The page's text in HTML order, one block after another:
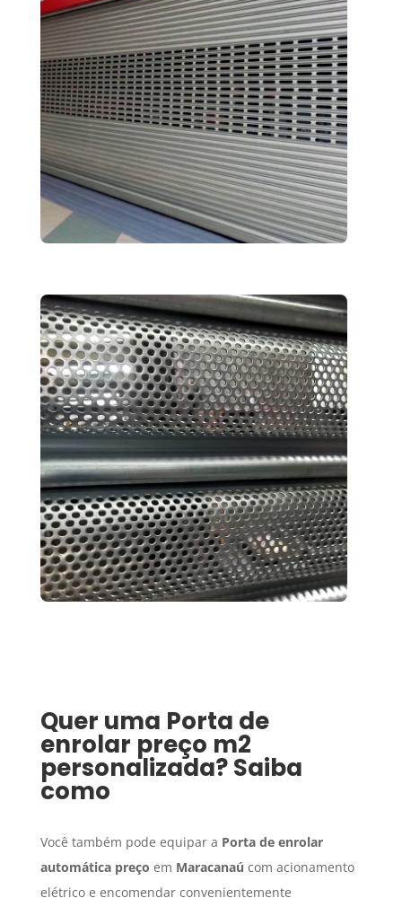
Quer uma Porta de
enrolar preço m2
personalizada? Saiba
como
Você também pode equipar a Porta de enrolar
automática preço em Maracanaú com acionamento
elétrico e encomendar convenientemente